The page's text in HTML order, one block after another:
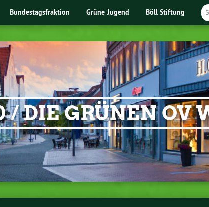
Bundestagsfraktion Grüne Jugend Böll Stiftung
/ DIE GRÜNEN OV